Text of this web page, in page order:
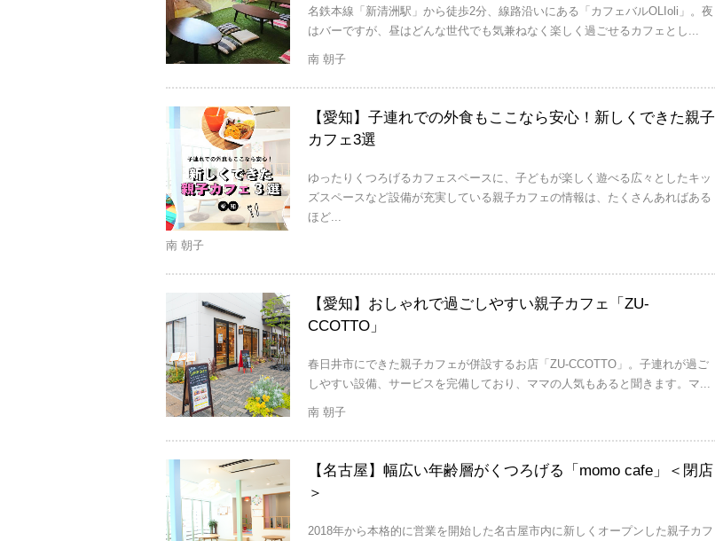
名鉄本線「新清洲駅」から徒歩2分、線路沿いにある「カフェバルOLIoli」。夜
はバーですが、昼はどんな世代でも気兼ねなく楽しく過ごせるカフェとし...
南 朝子
【愛知】子連れでの外食もここなら安心！新しくできた親子
カフェ3選
ゆったりくつろげるカフェスペースに、子どもが楽しく遊べる広々としたキッ
ズスペースなど設備が充実している親子カフェの情報は、たくさんあればある
ほど...
南 朝子
【愛知】おしゃれで過ごしやすい親子カフェ「ZU-
CCOTTO」
春日井市にできた親子カフェが併設するお店「ZU-CCOTTO」。子連れが過ご
しやすい設備、サービスを完備しており、ママの人気もあると聞きます。マ...
南 朝子
【名古屋】幅広い年齢層がくつろげる「momo cafe」＜閉店
＞
2018年から本格的に営業を開始した名古屋市内に新しくオープンした親子カフ